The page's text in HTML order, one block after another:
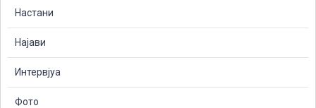
Настани
Најави
Интервјуа
Фото